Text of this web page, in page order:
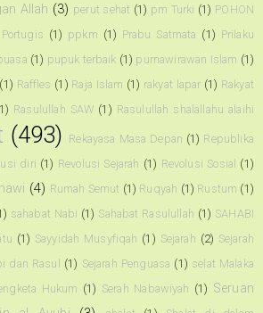
Allah (3) perut sehat (1) pm Turki (1) POHON
Portugis (1) ppkm (1) Prabu Satmata (1) Prilaku
(1) pupuk terbaik (1) purnawirawan Islam (1)
(1) Raffles (1) Raja Islam (1) rakyat lapar (1) Rakyat
Rasulullah SAW (1) Rasulullah shalallahu alaihi
(493) Rekayasa Masa Depan (1) Republika
diri (1) Revolusi Sejarah (1) Revolusi Sosial (1)
(4) Rumah Semut (1) Ruqyah (1) Rustum (1)
sahabat Nabi (1) Sahabat Rasulullah (1) SAHABI
(1) Sayyidah Musyfiqah (1) Sejarah (2) Sejarah
dan Rasul (1) Sejarah Penguasa (1) selat Malaka
Hukum (1) Serah Nabawiyah (1) Seruan